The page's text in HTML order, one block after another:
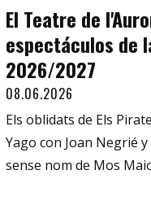
El Teatre de
espectáculos de
2026/2027
08.06.2026
Els oblidats de Els
Yago con Joan Negrié
sense nom de Mos